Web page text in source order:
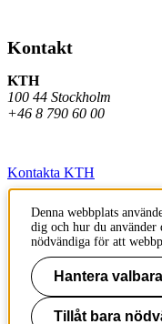
Kontakt
KTH
100 44 Stockholm
+46 8 790 60 00
Kontakta KTH
Jobba på KTH
Press och media
Faktura och betalning KTH
Om KTH:s webbplatser
Denna webbplats
dig och hur du använder
nödvändiga för att
Hantera
Tillåt bara